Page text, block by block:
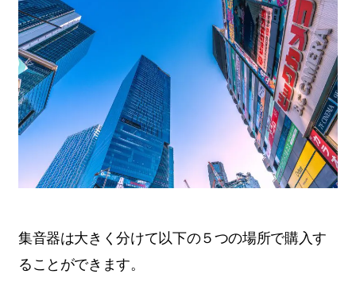
集音器は大きく分けて以下の５つの場所で購入す
ることができます。